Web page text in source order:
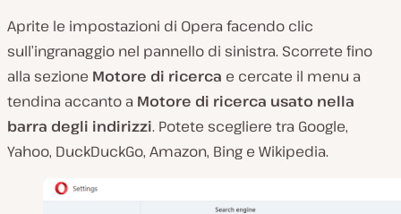
Aprite le impostazioni di Opera facendo clic
sull’ingranaggio nel pannello di sinistra. Scorrete fino
alla sezione Motore di ricerca e cercate il menu a
tendina accanto a Motore di ricerca usato nella
barra degli indirizzi. Potete scegliere tra Google,
Yahoo, DuckDuckGo, Amazon, Bing e Wikipedia.